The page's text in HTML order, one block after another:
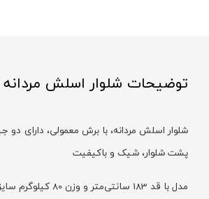
توضیحات شلوار اسلش مردانه 26173
شلوار اسلش مردانه، با برش معمولی، دارای
پشت شلوار، شیک و باکیفیت
مدل با قد 183 سانتی‌متر و وزن 80 کیلوگرم سایز M را پوشیده است